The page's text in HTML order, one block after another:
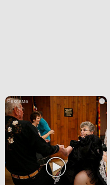
i